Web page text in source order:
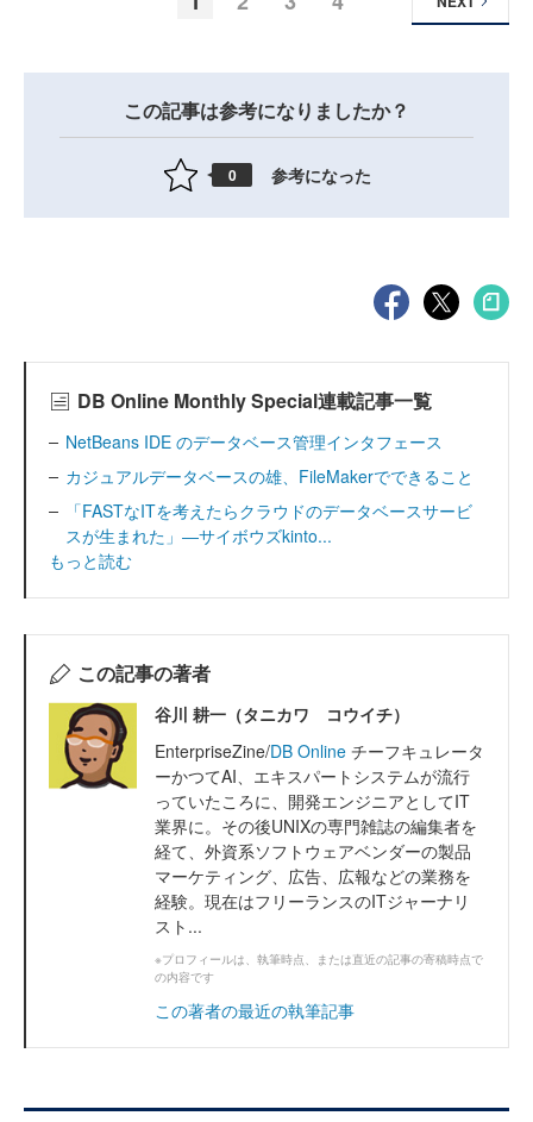
この記事は参考になりましたか？
0 参考になった
DB Online Monthly Special連載記事一覧
NetBeans IDE のデータベース管理インタフェース
カジュアルデータベースの雄、FileMakerでできること
「FASTなITを考えたらクラウドのデータベースサービ
スが生まれた」―サイボウズkinto...
もっと読む
この記事の著者
谷川 耕一（タニカワ コウイチ）
EnterpriseZine/DB Online チーフキュレータ
ーかつてAI、エキスパートシステムが流行
っていたころに、開発エンジニアとしてIT
業界に。その後UNIXの専門雑誌の編集者を
経て、外資系ソフトウェアベンダーの製品
マーケティング、広告、広報などの業務を
経験。現在はフリーランスのITジャーナリ
スト...
※プロフィールは、執筆時点、または直近の記事の寄稿時点で
の内容です
この著者の最近の執筆記事